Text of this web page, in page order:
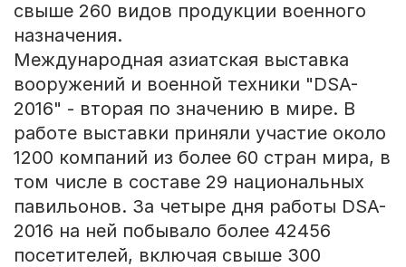
свыше 260 видов продукции военного
назначения.
Международная азиатская выставка
вооружений и военной техники "DSA-
2016" - вторая по значению в мире. В
работе выставки приняли участие около
1200 компаний из более 60 стран мира, в
том числе в составе 29 национальных
павильонов. За четыре дня работы DSA-
2016 на ней побывало более 42456
посетителей, включая свыше 300